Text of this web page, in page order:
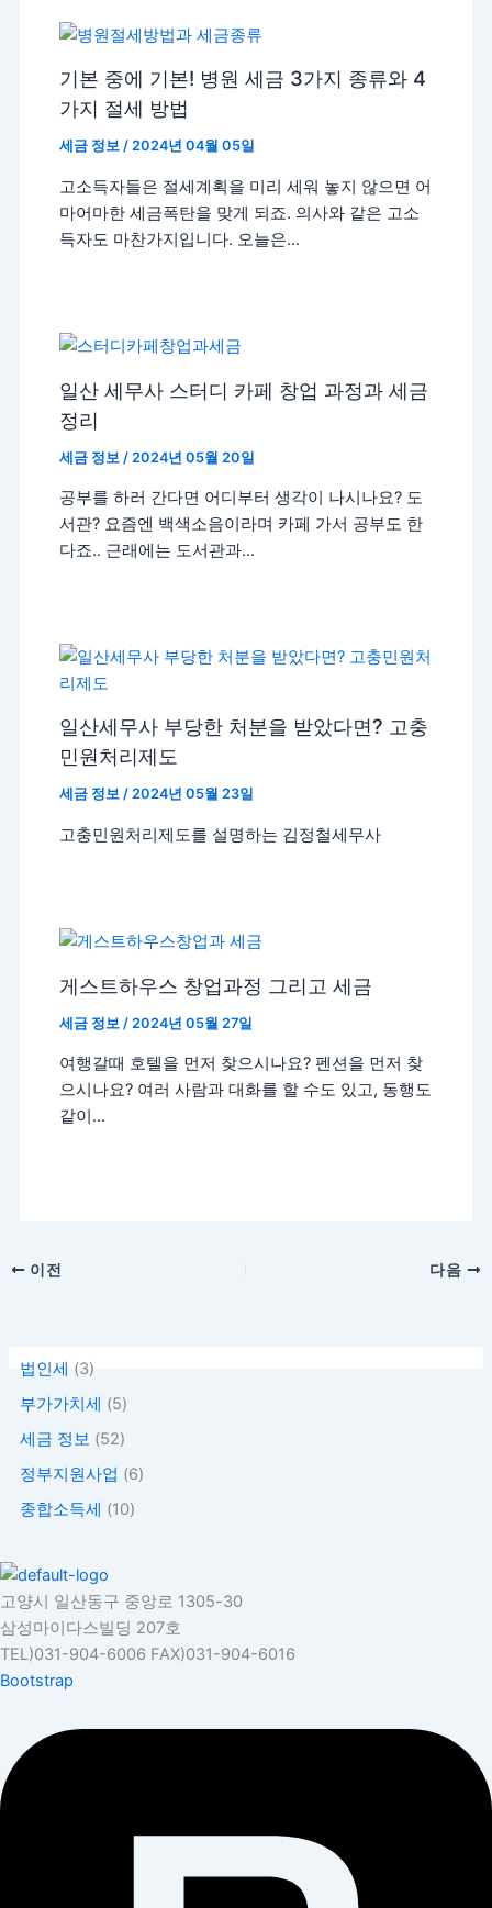
법인세 (3)
부가가치세 (5)
세금 정보 (52)
정부지원사업 (6)
종합소득세 (10)
기본 중에 기본! 병원 세금 3가지 종류와 4
가지 절세 방법
세금 정보 /2024년 04월 05일
​고소득자들은 절세계획을 미리 세워 놓지 않으면 어
마어마한 세금폭탄을 맞게 되죠. 의사와 같은 고소
득자도 마찬가지입니다. 오늘은…
일산 세무사 스터디 카페 창업 과정과 세금
정리
세금 정보 / 2024년 05월 20일
공부를 하러 간다면 어디부터 생각이 나시나요? 도
서관? 요즘엔 백색소음이라며 카페 가서 공부도 한
다죠.. 근래에는 도서관과…
일산세무사 부당한 처분을 받았다면? 고충
민원처리제도
세금 정보 /2024년 05월 23일
고충민원처리제도를 설명하는 김정철세무사
게스트하우스 창업과정 그리고 세금
세금 정보 / 2024년 05월 27일
여행갈때 호텔을 먼저 찾으시나요? 펜션을 먼저 찾
으시나요? 여러 사람과 대화를 할 수도 있고, 동행도
같이…
이전 다음
고양시 일산동구 중앙로 1305-30
삼성마이다스빌딩 207호
TEL)031-904-6006 FAX)031-904-6016
Bootstrap